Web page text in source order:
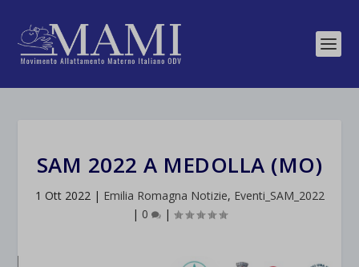
SAM 2022 A MEDOLLA (MO)
1 Ott 2022| Emilia Romagna Notizie, Eventi_SAM_2022
| 0 |